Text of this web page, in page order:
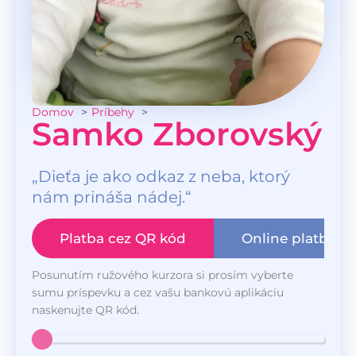
Domov Príbehy
Samko Zborovský
„Dieťa je ako odkaz z neba, ktorý
nám prináša nádej.“
Platba cez QR kód Online platba
Posunutím ružového kurzora si prosím vyberte
sumu príspevku a cez vašu bankovú aplikáciu
naskenujte QR kód.